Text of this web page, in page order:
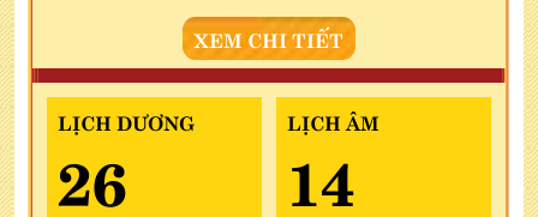
XEM CHI TIẾT
LỊCH DƯƠNG
26
LỊCH ÂM
14